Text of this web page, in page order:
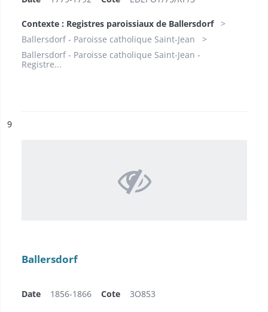
Contexte : Registres paroissiaux de Ballersdorf
Ballersdorf - Paroisse catholique Saint-Jean
Ballersdorf - Paroisse catholique Saint-Jean -
Registre...
n°
9
Ballersdorf
Date 1856-1866 Cote 3O853